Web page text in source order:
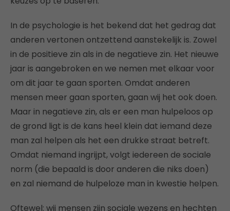
In de psychologie is het bekend dat het gedrag dat
anderen vertonen ontzettend aanstekelijk is. Zowel
in de positieve zin als in de negatieve zin. Het nieuwe
jaar is aangebroken en we nemen met elkaar voor
om dit jaar te gaan sporten. Omdat anderen
mensen meer gaan sporten, gaan wij het ook doen.
Maar in negatieve zin, als er een man hulpeloos op
de grond ligt is de kans heel klein dat iemand deze
man zal helpen als het een drukke straat betreft.
Omdat niemand ingrijpt, volgt iedereen de sociale
norm (die bepaald is door anderen die niks doen)
en zal niemand de hulpeloze man in kwestie helpen.
Oftewel: wij mensen zijn sociale wezens en hechten